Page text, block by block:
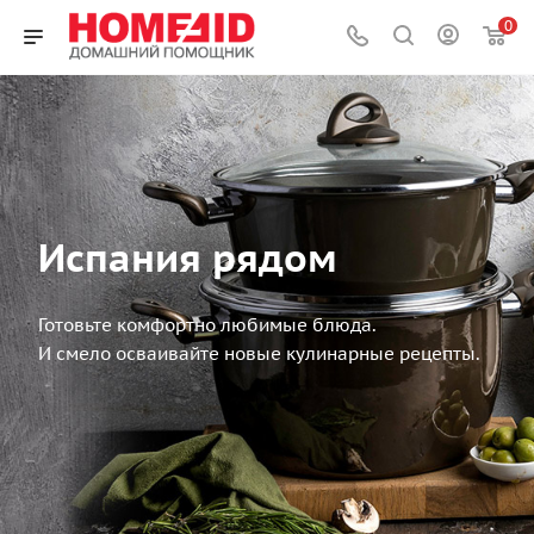
0
Испания рядом
Готовьте комфортно любимые блюда.
И смело осваивайте новые кулинарные рецепты.